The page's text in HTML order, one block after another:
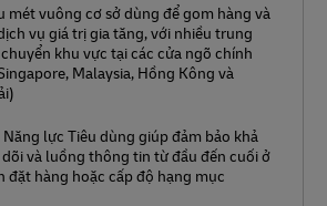
mét vuông cơ sở dùng để gom hàng và
vụ giá trị gia tăng, với nhiều trung
khu vực tại các cửa ngõ chính
Malaysia, Hồng Kông và
lực Tiêu dùng giúp đảm bảo khả
và luồng thông tin từ đầu đến cuối ở
đặt hàng hoặc cấp độ hạng mục